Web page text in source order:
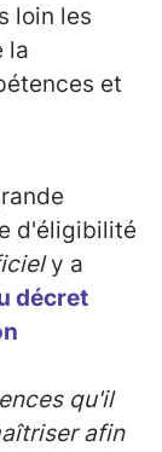
loin les
la
et
d'éligibilité
y a
décret
qu'il
afin